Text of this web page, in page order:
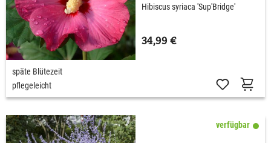
Hibiscus syriaca 'Sup'Bridge'
34,99 €
späte Blütezeit
pflegeleicht
verfügbar